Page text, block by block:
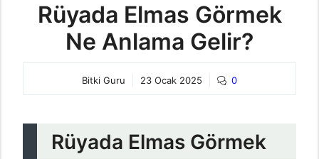
Rüyada Elmas Görmek
Ne Anlama Gelir?
Bitki Guru 23 Ocak 2025 0
Rüyada Elmas Görmek